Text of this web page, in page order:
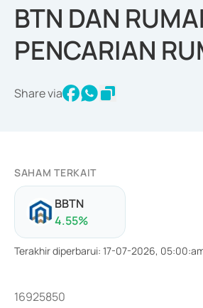
BTN DAN
PENCARIAN
Share via
SAHAM TERKAIT
BBTN
4.55%
Terakhir diperbarui: 17-07-2026,
16925850